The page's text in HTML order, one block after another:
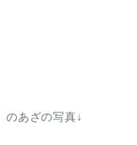
のあざの写真↓